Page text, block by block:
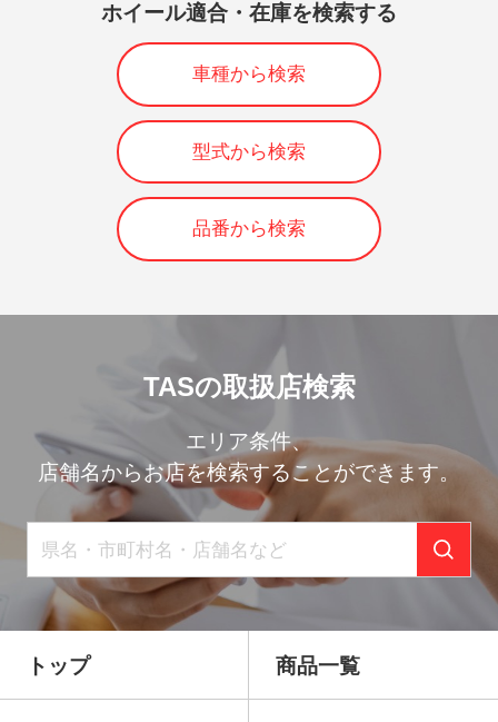
ホイール適合・在庫を検索する
車種から検索
型式から検索
品番から検索
TASの取扱店検索
エリア条件、
店舗名からお店を検索することができます。
トップ 商品一覧